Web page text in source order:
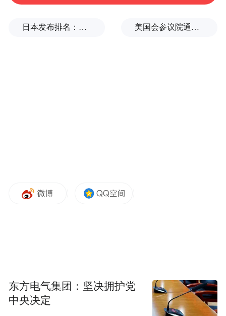
终遴选出七大年度标杆案例，旨在回应行业
一、品牌案例概述
2025微风露台计划，是东城区在激发文旅消
日本发布排名：中国第1，日本第13 美国会参议院通过临时拨款法案
东方电气集团：坚决拥护党
中央决定